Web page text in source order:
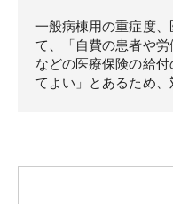
一般病棟用の重症度
て、「自費の患者や
などの医療保険の給
てよい」とあるため、